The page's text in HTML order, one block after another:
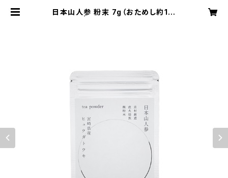
日本山人参 粉末 7g（おためし約1週